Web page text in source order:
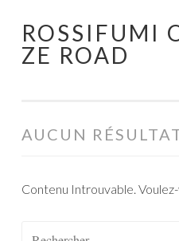
Aller
au
ROSSIFUMI
ZE ROAD
AUCUN
Contenu Introuvable.